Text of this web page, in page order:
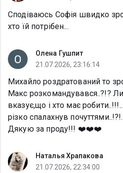
Сподіваюсь Софія швидко
хто їй потрібен...
Олена Гушпит
21.07.2026, 23:16:14
Михайло роздратований то
Макс розкомандувався..?!?
вказує,що і хто має
різко спалахнув
Дякую за проду!!! ❤️❤️❤️
Наталья Храпакова
21.07.2026, 22:34:00